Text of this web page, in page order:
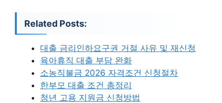
Related Posts:
대출 금리인하요구권 거절 사유 및 재신청
육아휴직 대출 부담 완화
소농직불금 2026 자격조건 신청절차
한부모 대출 조건 총정리
청년 고용 지원금 신청방법